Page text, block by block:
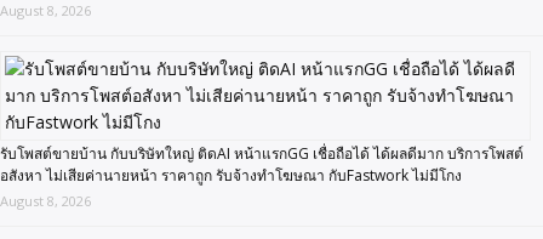
August 8, 2026
รับโพสต์ขายบ้าน กับบริษัทใหญ่ ติดAI หน้าแรกGG เชื่อถือได้ ได้ผลดีมาก บริการโพสต์
อสังหา ไม่เสียค่านายหน้า ราคาถูก รับจ้างทำโฆษณา กับFastwork ไม่มีโกง
August 8, 2026